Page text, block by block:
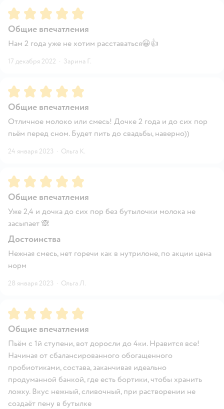
Рейтинг:5
Общие впечатления
Нам 2 года уже не хотим расставаться😀👍
17 декабря 2022 · Зарина Г.
Рейтинг:5
Общие впечатления
Отличное молоко или смесь! Дочке 2 года и до сих пор
пьём перед сном. Будет пить до свадьбы, наверно))
24 января 2023 · Ольга К.
Рейтинг:5
Общие впечатления
Уже 2,4 и дочка до сих пор без бутылочки молока не
засыпает 🙈
Достоинства
Нежная смесь, нет горечи как в нутрилоне, по акции цена
норм
28 января 2023 · Ольга Л.
Рейтинг:5
Общие впечатления
Пьём с 1й ступени, вот доросли до 4ки. Нравится все!
Начиная от сбалансированного обогащенного
пробиотиками, состава, заканчивая идеально
продуманной банкой, где есть бортики, чтобы хранить
ложку. Вкус нежный, сливочный, при растворении не
создаёт пену в бутылке